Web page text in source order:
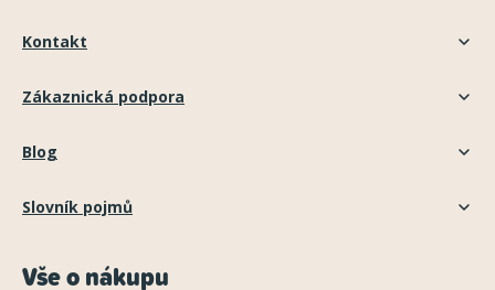
Kontakt
Zákaznická podpora
Blog
Slovník pojmů
Vše o nákupu